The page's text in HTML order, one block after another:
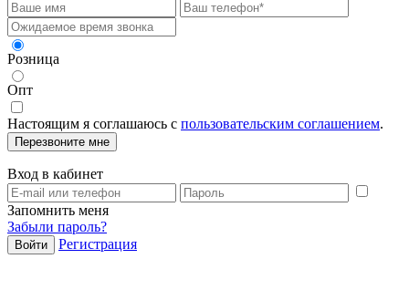
Розница
Опт
Настоящим я соглашаюсь с пользовательским соглашением.
Перезвоните мне
Вход в кабинет
Запомнить меня
Забыли пароль?
Войти Регистрация